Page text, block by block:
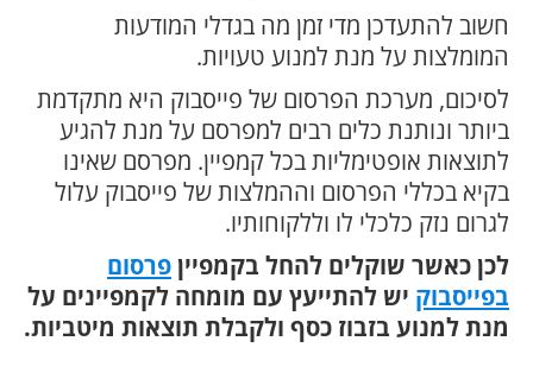
חשוב להתעדכן מדי זמן מה בגדלי המודעות
המומלצות על מנת למנוע טעויות.
לסיכום, מערכת הפרסום של פייסבוק היא מתקדמת
ביותר ונותנת כלים רבים למפרסם על מנת להגיע
לתוצאות אופטימליות בכל קמפיין. מפרסם שאינו
בקיא בכללי הפרסום וההמלצות של פייסבוק עלול
לגרום נזק כלכלי לו וללקוחותיו.
לכן כאשר שוקלים להחל בקמפייןפרסום
בפייסבוק יש להתייעץ עם מומחה לקמפיינים על
מנת למנוע בזבוז כסף ולקבלת תוצאות מיטביות.